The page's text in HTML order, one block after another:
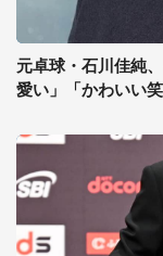
元卓球・石川佳純
愛い」「かわいい